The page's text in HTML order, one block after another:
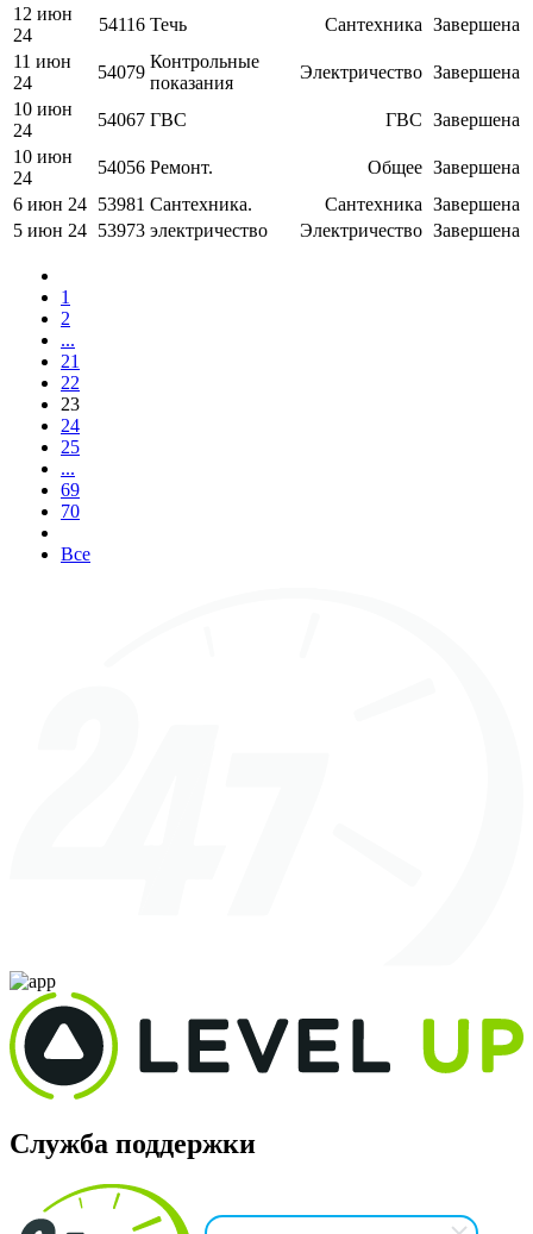
12 июн
24
54116 Течь Сантехника Завершена
11 июн
24
54079
Контрольные
показания
Электричество Завершена
10 июн
24
54067 ГВС ГВС Завершена
10 июн
24
54056 Ремонт. Общее Завершена
6 июн 24 53981 Сантехника. Сантехника Завершена
5 июн 24 53973 электричество Электричество Завершена
1
2
...
21
22
23
24
25
...
69
70
Все
Служба поддержки